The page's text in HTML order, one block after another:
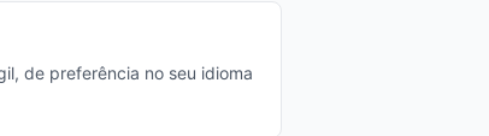
de preferência no seu idioma